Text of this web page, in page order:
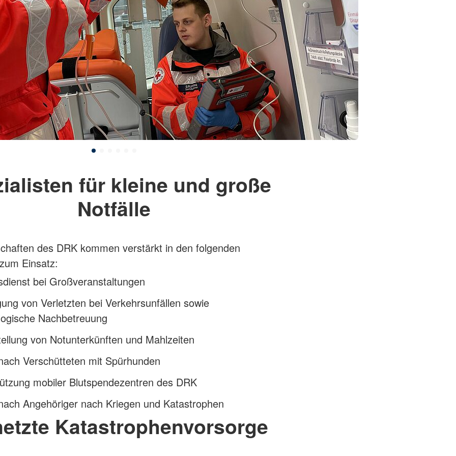
für kleine und große
Notfälle
des DRK kommen verstärkt in den folgenden
Einsatz:
bei Großveranstaltungen
von Verletzten bei Verkehrsunfällen sowie
Nachbetreuung
von Notunterkünften und Mahlzeiten
Verschütteten mit Spürhunden
mobiler Blutspendezentren des DRK
Angehöriger nach Kriegen und Katastrophen
Katastrophenvorsorge